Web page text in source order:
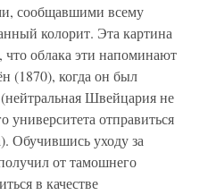
сообщавшими всему
колорит. Эта картина
что облака эти напоминают
(1870), когда он был
Швейцария не
университета отправиться
Обучившись уходу за
от тамошнего
в качестве